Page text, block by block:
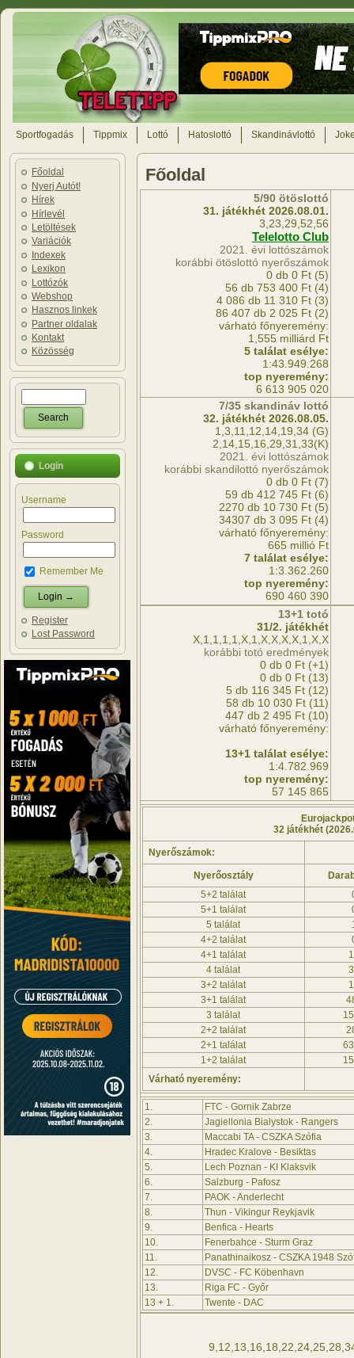
Sportfogadás Tippmix Lottó Hatoslottó Skandinávlottó
Főoldal
Nyerj Autót!
Hírek
Hírlevél
Letöltések
Variációk
Indexek
Lexikon
Lottózók
Webshop
Hasznos linkek
Partner oldalak
Kontakt
Közösség
Login
Username
Password
Remember Me
Register
Lost Password
Főoldal
5/90 ötöslottó
31. játékhét 2026.08.01.
3,23,29,52,56
Telelotto Club
2021. évi lottószámok
korábbi ötöslottó nyerőszámok
0 db 0 Ft (5)
56 db 753 400 Ft (4)
4 086 db 11 310 Ft (3)
86 407 db 2 025 Ft (2)
várható főnyeremény:
1,555 milliárd Ft
5 találat esélye:
1:43.949.268
top nyeremény:
6 613 905 020
7/35 skandináv lottó
32. játékhét 2026.08.05.
1,3,11,12,14,19,34 (G)
2,14,15,16,29,31,33(K)
2021. évi lottószámok
korábbi skandilottó nyerőszámok
0 db 0 Ft (7)
59 db 412 745 Ft (6)
2270 db 10 730 Ft (5)
34307 db 3 095 Ft (4)
várható főnyeremény:
665 millió Ft
7 találat esélye:
1:3.362.260
top nyeremény:
690 460 390
13+1 totó
31/2. játékhét
X,1,1,1,1,X,1,X,X,X,X,1,X,X
korábbi totó eredmények
0 db 0 Ft (+1)
0 db 0 Ft (13)
5 db 116 345 Ft (12)
58 db 10 030 Ft (11)
447 db 2 495 Ft (10)
várható főnyeremény:
13+1 találat esélye:
1:4.782.969
top nyeremény:
57 145 865
32 játékhét
Nyerőszámok:
Nyerőosztály
5+2 találat
5+1 találat
5 találat
4+2 találat
4+1 találat
4 találat
3+2 találat
3+1 találat
3 találat
2+2 találat
2+1 találat
1+2 találat
Várható nyeremény:
1.
FTC - Gornik Zabrze
2.
Jagiellonia Bialystok - Rangers
3.
Maccabi TA - CSZKA Szófia
4.
Hradec Kralove - Besiktas
5.
Lech Poznan - KI Klaksvik
6.
Salzburg - Pafosz
7.
PAOK - Anderlecht
8.
Thun - Vikingur Reykjavik
9.
Benfica - Hearts
10.
Fenerbahce - Sturm Graz
11.
Panathinaikosz - CSZKA 1948
12.
DVSC - FC Köbenhavn
13.
Riga FC - Győr
13 + 1.
Twente - DAC